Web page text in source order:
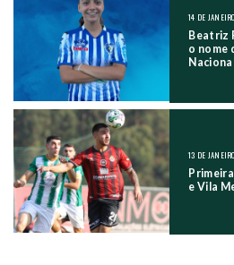
14 DE
Beatriz
o nome
13 DE
e Vila